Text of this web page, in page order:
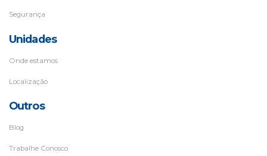
Segurança
Unidades
Onde estamos
Localização
Outros
Blog
Trabalhe Conosco